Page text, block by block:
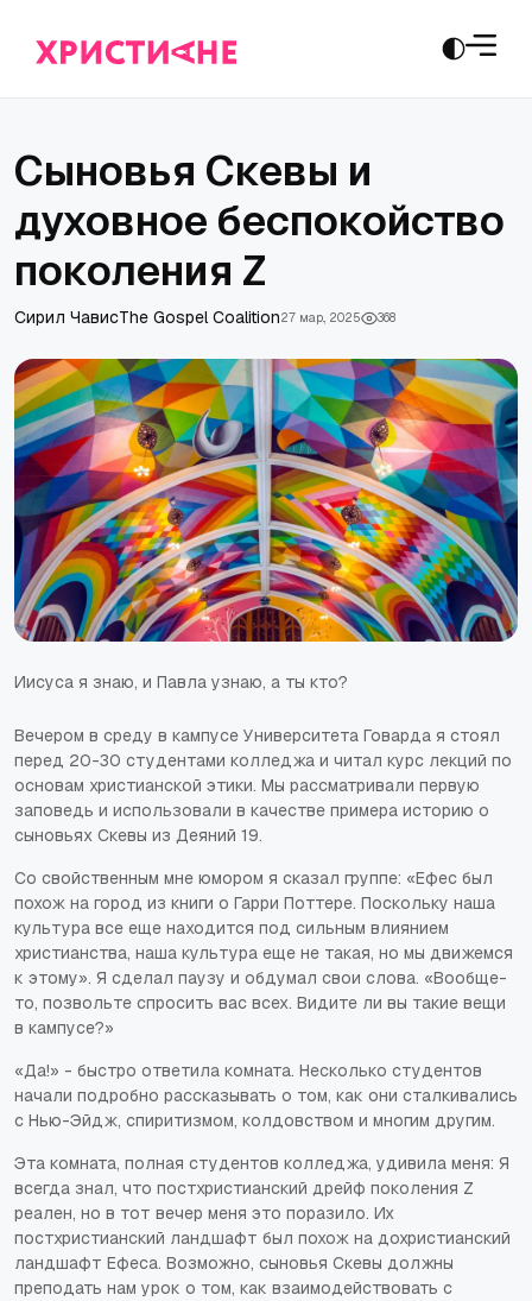
Сыновья Скевы и
духовное беспокойство
поколения Z
Сирил ЧависThe Gospel Coalition27 мар., 2025 368
Иисуса я знаю, и Павла узнаю, а ты кто?
Вечером в среду в кампусе Университета Говарда я стоял
перед 20-30 студентами колледжа и читал курс лекций по
основам христианской этики. Мы рассматривали первую
заповедь и использовали в качестве примера историю о
сыновьях Скевы из Деяний 19.
Со свойственным мне юмором я сказал группе: «Ефес был
похож на город из книги о Гарри Поттере. Поскольку наша
культура все еще находится под сильным влиянием
христианства, наша культура еще не такая, но мы движемся
к этому». Я сделал паузу и обдумал свои слова. «Вообще-
то, позвольте спросить вас всех. Видите ли вы такие вещи
в кампусе?»
«Да!» - быстро ответила комната. Несколько студентов
начали подробно рассказывать о том, как они сталкивались
с Нью-Эйдж, спиритизмом, колдовством и многим другим.
Эта комната, полная студентов колледжа, удивила меня: Я
всегда знал, что постхристианский дрейф поколения Z
реален, но в тот вечер меня это поразило. Их
постхристианский ландшафт был похож на дохристианский
ландшафт Ефеса. Возможно, сыновья Скевы должны
преподать нам урок о том, как взаимодействовать с